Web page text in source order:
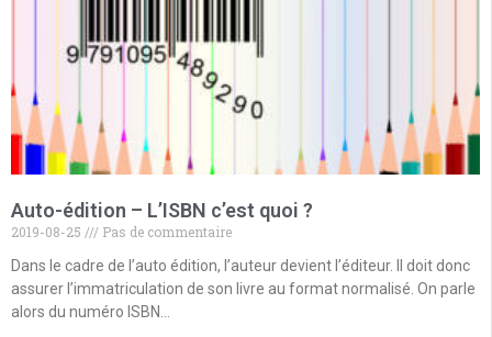
Auto-édition – L’ISBN c’est quoi ?
2019-08-25
Pas de commentaire
Dans le cadre de l’auto édition, l’auteur devient l’éditeur. Il doit donc
assurer l’immatriculation de son livre au format normalisé. On parle
alors du numéro ISBN…